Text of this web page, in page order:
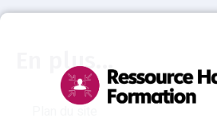
En plus...
Plan du site